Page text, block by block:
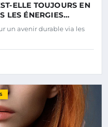
ELLE TOUJOURS EN
LES ÉNERGIES
un avenir durable via les